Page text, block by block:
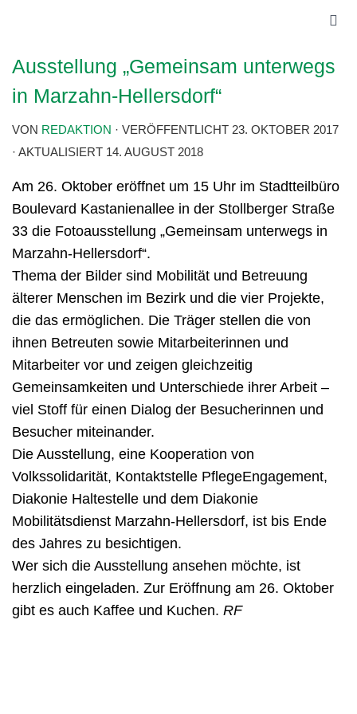
Ausstellung „Gemeinsam unterwegs
in Marzahn-Hellersdorf“
VON REDAKTION · VERÖFFENTLICHT 23. OKTOBER 2017
· AKTUALISIERT 14. AUGUST 2018
Am 26. Oktober eröffnet um 15 Uhr im Stadtteilbüro
Boulevard Kastanienallee in der Stollberger Straße
33 die Fotoausstellung „Gemeinsam unterwegs in
Marzahn-Hellersdorf“.
Thema der Bilder sind Mobilität und Betreuung
älterer Menschen im Bezirk und die vier Projekte,
die das ermöglichen. Die Träger stellen die von
ihnen Betreuten sowie Mitarbeiterinnen und
Mitarbeiter vor und zeigen gleichzeitig
Gemeinsamkeiten und Unterschiede ihrer Arbeit –
viel Stoff für einen Dialog der Besucherinnen und
Besucher miteinander.
Die Ausstellung, eine Kooperation von
Volkssolidarität, Kontaktstelle PflegeEngagement,
Diakonie Haltestelle und dem Diakonie
Mobilitätsdienst Marzahn-Hellersdorf, ist bis Ende
des Jahres zu besichtigen.
Wer sich die Ausstellung ansehen möchte, ist
herzlich eingeladen. Zur Eröffnung am 26. Oktober
gibt es auch Kaffee und Kuchen. RF